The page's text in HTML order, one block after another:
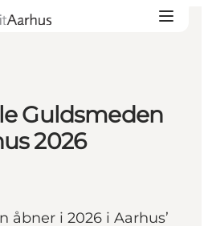
Guldsmeden
2026
åbner i 2026 i Aarhus’